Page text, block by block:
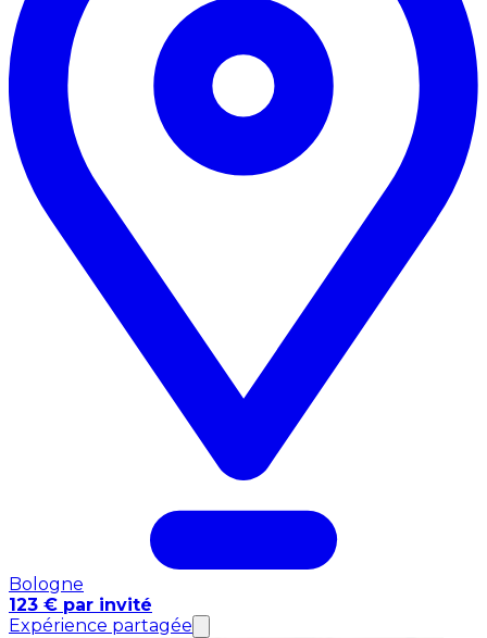
Bologne
123 € par invité
Expérience partagée